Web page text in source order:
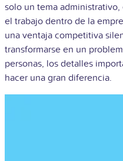
solo un tema
el trabajo dentro de la
una ventaja competitiva
transformarse en un
personas, los detalles
hacer una gran diferencia.